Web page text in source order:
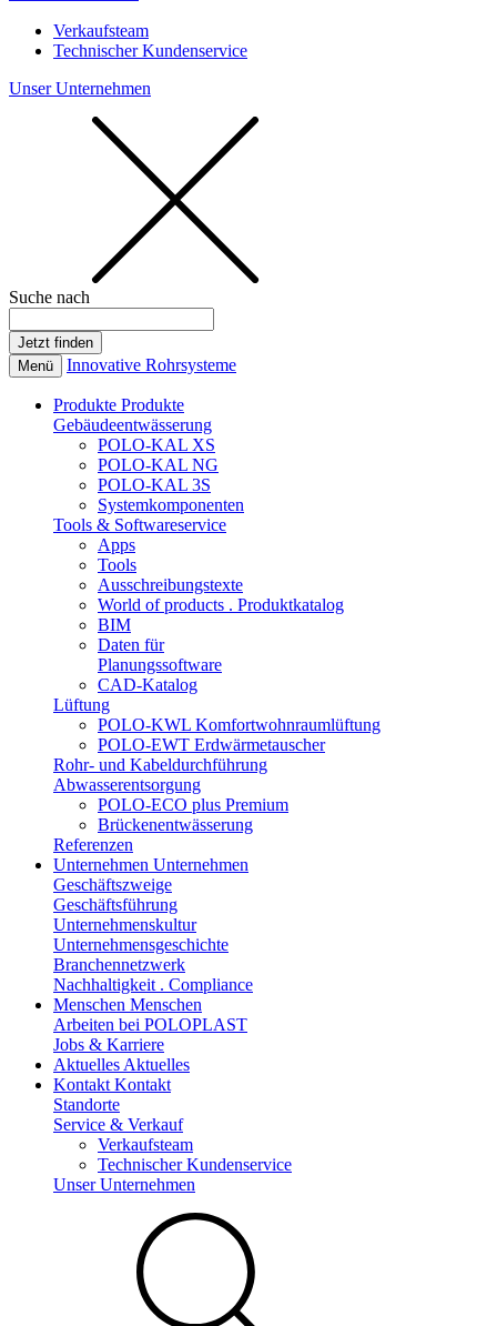
Verkaufsteam
Technischer Kundenservice
Unser Unternehmen
Suche nach
Menü Innovative Rohrsysteme
Produkte Produkte
Gebäudeentwässerung
POLO-KAL XS
POLO-KAL NG
POLO-KAL 3S
Systemkomponenten
Tools & Softwareservice
Apps
Tools
Ausschreibungstexte
World of products . Produktkatalog
BIM
Daten für
Planungssoftware
CAD-Katalog
Lüftung
POLO-KWL Komfortwohnraumlüftung
POLO-EWT Erdwärmetauscher
Rohr- und Kabeldurchführung
Abwasserentsorgung
POLO-ECO plus Premium
Brückenentwässerung
Referenzen
Unternehmen Unternehmen
Geschäftszweige
Geschäftsführung
Unternehmenskultur
Unternehmensgeschichte
Branchennetzwerk
Nachhaltigkeit . Compliance
Menschen Menschen
Arbeiten bei POLOPLAST
Jobs & Karriere
Aktuelles Aktuelles
Kontakt Kontakt
Standorte
Service & Verkauf
Verkaufsteam
Technischer Kundenservice
Unser Unternehmen